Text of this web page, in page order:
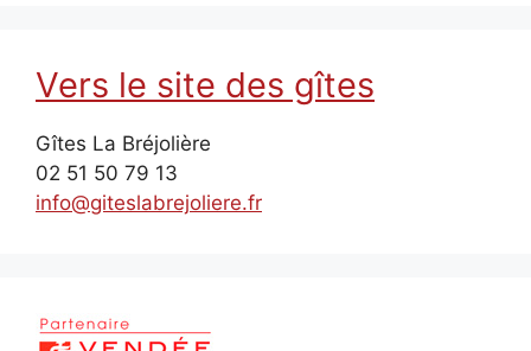
Vers le site des gîtes
Gîtes La Bréjolière
02 51 50 79 13
info@giteslabrejoliere.fr